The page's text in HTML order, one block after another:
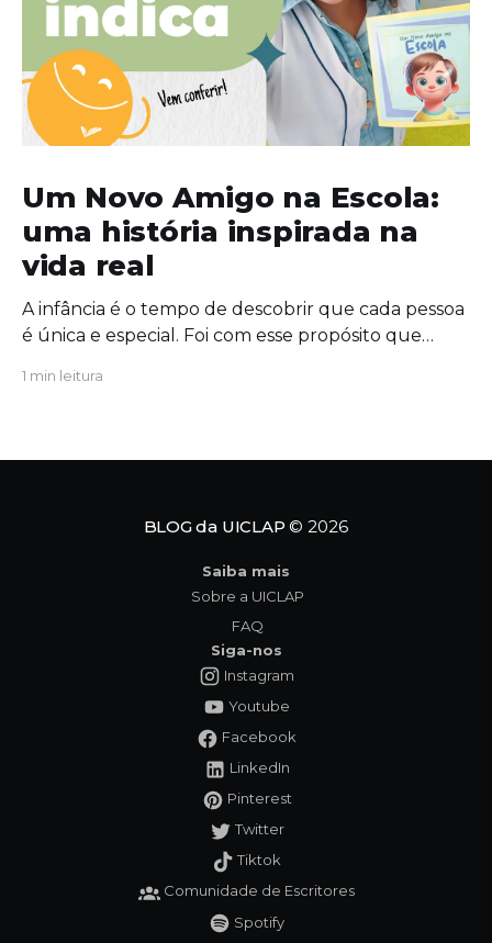
Um Novo Amigo na Escola:
uma história inspirada na
vida real
A infância é o tempo de descobrir que cada pessoa
é única e especial. Foi com esse propósito que
1 min leitura
BLOG da UICLAP © 2026
Saiba mais
Sobre a UICLAP
FAQ
Siga-nos
Instagram
Youtube
Facebook
LinkedIn
Pinterest
Twitter
Tiktok
Comunidade de Escritores
Spotify